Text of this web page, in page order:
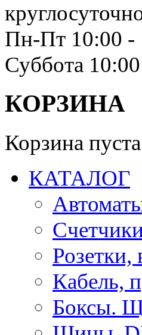
Пн-Пт 10:00 -
Суббота
КОРЗИНА
Корзина пуста
КАТАЛОГ
Розетки,
Кабель,
Боксы.